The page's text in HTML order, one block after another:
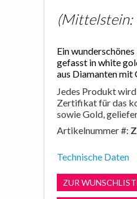
(Mittelstein:
Ein
gefasst in white
aus Diamanten
Jedes Produkt
Zertifikat für das
sowie Gold,
Artikelnummer #:
Technische Daten